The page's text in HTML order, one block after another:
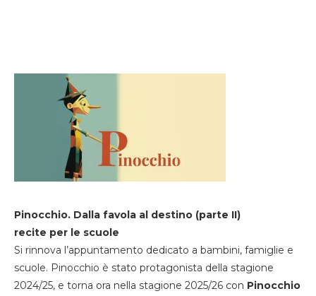
Pinocchio. Dalla favola al destino (parte II)
recite per le scuole
Si rinnova l’appuntamento dedicato a bambini, famiglie e
scuole. Pinocchio è stato protagonista della stagione
2024/25, e torna ora nella stagione 2025/26 con Pinocchio